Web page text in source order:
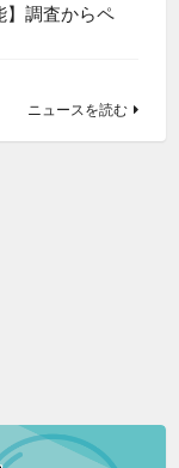
】調査からペ
ニュースを読む